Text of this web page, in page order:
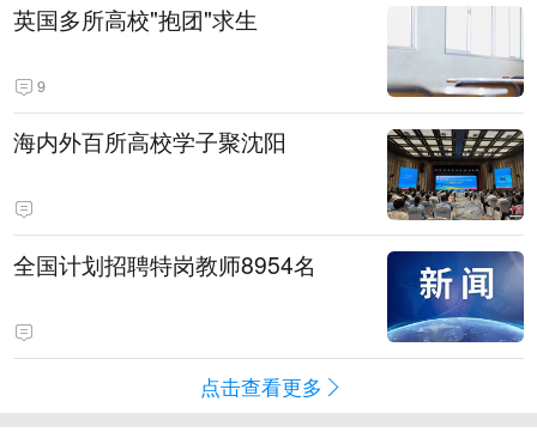
英国多所高校"抱团"求生
9
海内外百所高校学子聚沈阳
全国计划招聘特岗教师8954名
点击查看更多